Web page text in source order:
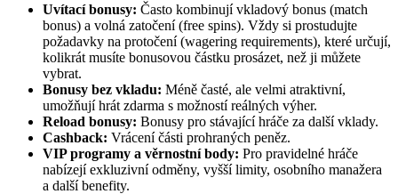
Uvítací bonusy: Často kombinují vkladový bonus (match
bonus) a volná zatočení (free spins). Vždy si prostudujte
požadavky na protočení (wagering requirements), které určují,
kolikrát musíte bonusovou částku prosázet, než ji můžete
vybrat.
Bonusy bez vkladu: Méně časté, ale velmi atraktivní,
umožňují hrát zdarma s možností reálných výher.
Reload bonusy: Bonusy pro stávající hráče za další vklady.
Cashback: Vrácení části prohraných peněz.
VIP programy a věrnostní body: Pro pravidelné hráče
nabízejí exkluzivní odměny, vyšší limity, osobního manažera
a další benefity.